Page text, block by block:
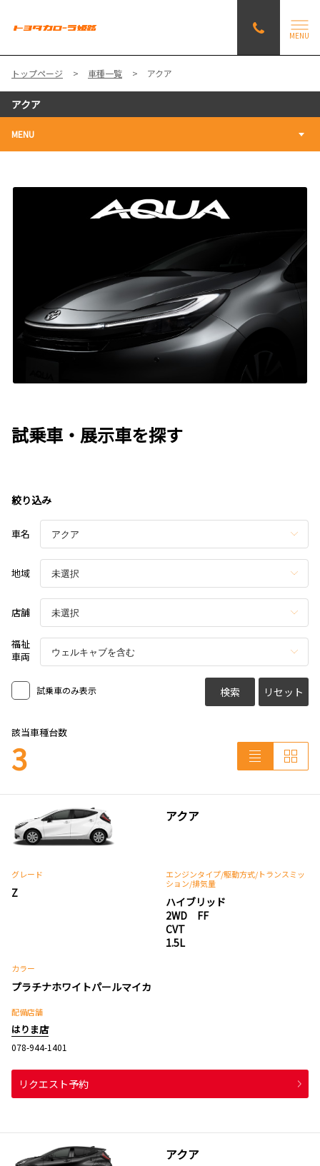
MENU
トップページ 車種一覧 アクア
アクア
MENU
試乗車・展示車を探す
絞り込み
車名
地域
店舗
福祉
車両
試乗車のみ表示 検索 リセット
該当車種台数
3
アクア
グレード
Z
エンジンタイプ/駆動方式/トランスミッ
ション/排気量
ハイブリッド
2WD FF
CVT
1.5L
カラー
プラチナホワイトパールマイカ
配備店舗
はりま店
078-944-1401
リクエスト予約
アクア